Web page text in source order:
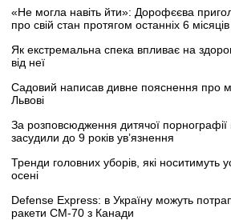
«Не могла навіть йти»: Дорофєєва
про свій стан протягом останніх 6 місяців
Як екстремальна спека впливає на
від неї
Садовий написав дивне пояснення про
Львові
За розповсюдження дитячої
засудили до 9 років ув’язнення
Тренди головних уборів, які носитимуть
осені
Defense Express: в Україну можуть
ракети CM-70 з Канади